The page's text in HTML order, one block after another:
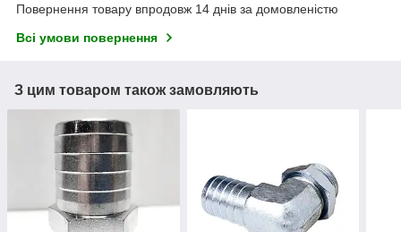
Повернення товару впродовж 14 днів за домовленістю
Всі умови повернення
З цим товаром також замовляють